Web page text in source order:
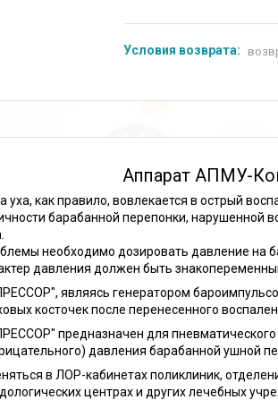
Аппарат АПМУ-
уха, как правило, вовлекается в острый
барабанной перепонки, нарушенной
необходимо дозировать давление на
давления должен быть
являясь генератором
косточек после перенесенного
предназначен для
давления барабанной ушной
в ЛОР-кабинетах поликлиник,
центрах и других лечебных